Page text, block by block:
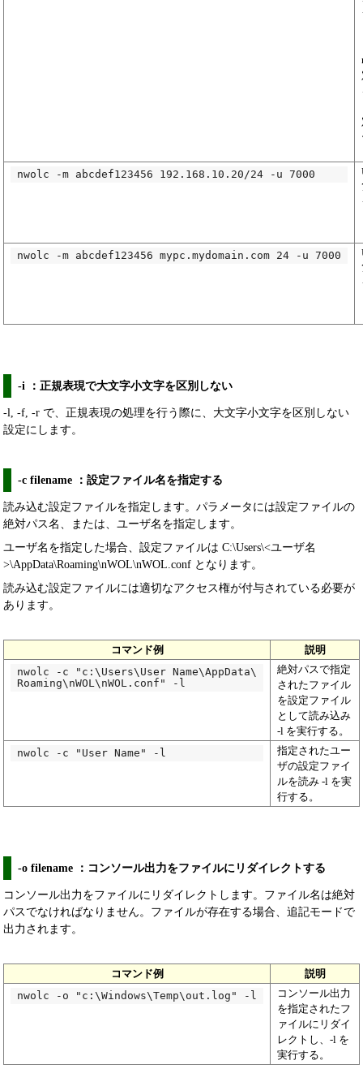
nwolc -m abcdef123456 192.168.10.20/24 -u 7000
nwolc -m abcdef123456 mypc.mydomain.com 24 -u 7000
-i ：正規表現で大文字小文字を区別しない
-l, -f, -r で、正規表現の処理を行う際に、大文字小文字を区別しない
設定にします。
-c filename ：設定ファイル名を指定する
読み込む設定ファイルを指定します。パラメータには設定ファイルの
絶対パス名、または、ユーザ名を指定します。
ユーザ名を指定した場合、設定ファイルは C:\Users\<ユーザ名
>\AppData\Roaming\nWOL\nWOL.conf となります。
読み込む設定ファイルには適切なアクセス権が付与されている必要が
あります。
コマンド例
説明
nwolc -c "c:\Users\User Name\AppData\
Roaming\nWOL\nWOL.conf" -l
絶対パスで指定
されたファイル
を設定ファイル
として読み込み
-l を実行する。
nwolc -c "User Name" -l
指定されたユー
ザの設定ファイ
ルを読み -l を実
行する。
-o filename ：コンソール出力をファイルにリダイレクトする
コンソール出力をファイルにリダイレクトします。ファイル名は絶対
パスでなければなりません。ファイルが存在する場合、追記モードで
出力されます。
コマンド例
説明
nwolc -o "c:\Windows\Temp\out.log" -l
コンソール出力
を指定されたフ
ァイルにリダイ
レクトし、-l を
実行する。